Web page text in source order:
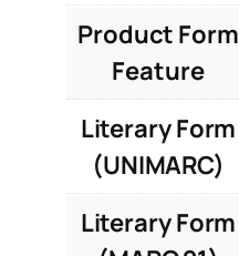
Product Form
Feature
Literary Form
(UNIMARC)
Literary Form